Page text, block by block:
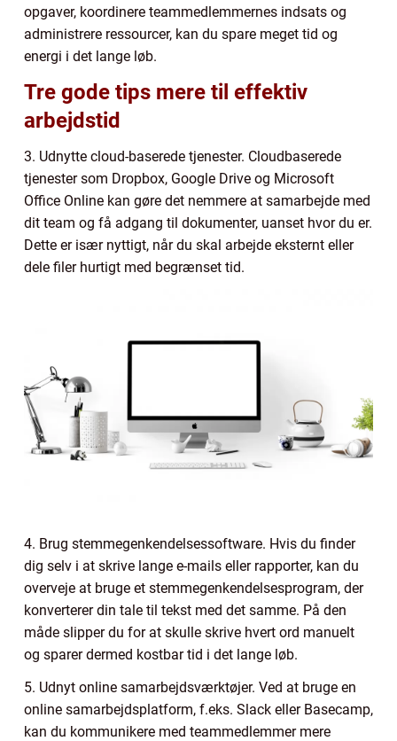
opgaver, koordinere teammedlemmernes indsats og
administrere ressourcer, kan du spare meget tid og
energi i det lange løb.
Tre gode tips mere til effektiv
arbejdstid
3. Udnytte cloud-baserede tjenester. Cloudbaserede
tjenester som Dropbox, Google Drive og Microsoft
Office Online kan gøre det nemmere at samarbejde med
dit team og få adgang til dokumenter, uanset hvor du er.
Dette er især nyttigt, når du skal arbejde eksternt eller
dele filer hurtigt med begrænset tid.
4. Brug stemmegenkendelsessoftware. Hvis du finder
dig selv i at skrive lange e-mails eller rapporter, kan du
overveje at bruge et stemmegenkendelsesprogram, der
konverterer din tale til tekst med det samme. På den
måde slipper du for at skulle skrive hvert ord manuelt
og sparer dermed kostbar tid i det lange løb.
5. Udnyt online samarbejdsværktøjer. Ved at bruge en
online samarbejdsplatform, f.eks. Slack eller Basecamp,
kan du kommunikere med teammedlemmer mere